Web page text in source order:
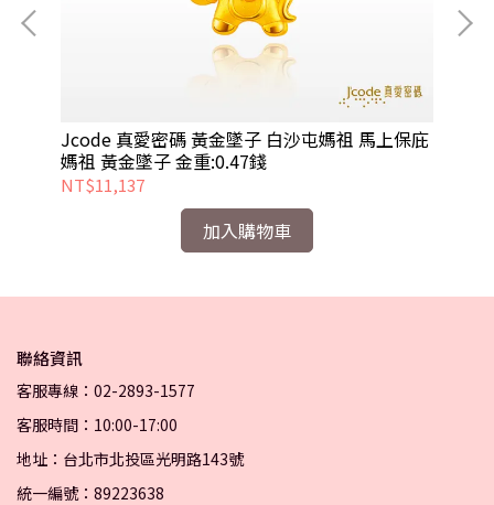
Jcode 真愛密碼 黃金墜子 白沙屯媽祖 馬上保庇
媽祖 黃金墜子 金重:0.47錢
NT$11,137
加入購物車
聯絡資訊
客服專線：02-2893-1577
客服時間：10:00-17:00
地址：台北市北投區光明路143號
統一編號：89223638